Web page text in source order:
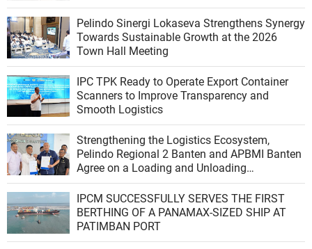
Pelindo Sinergi Lokaseva Strengthens Synergy
Towards Sustainable Growth at the 2026
Town Hall Meeting
IPC TPK Ready to Operate Export Container
Scanners to Improve Transparency and
Smooth Logistics
Strengthening the Logistics Ecosystem,
Pelindo Regional 2 Banten and APBMI Banten
Agree on a Loading and Unloading
Cooperation at Ciwandan Port
IPCM SUCCESSFULLY SERVES THE FIRST
BERTHING OF A PANAMAX-SIZED SHIP AT
PATIMBAN PORT